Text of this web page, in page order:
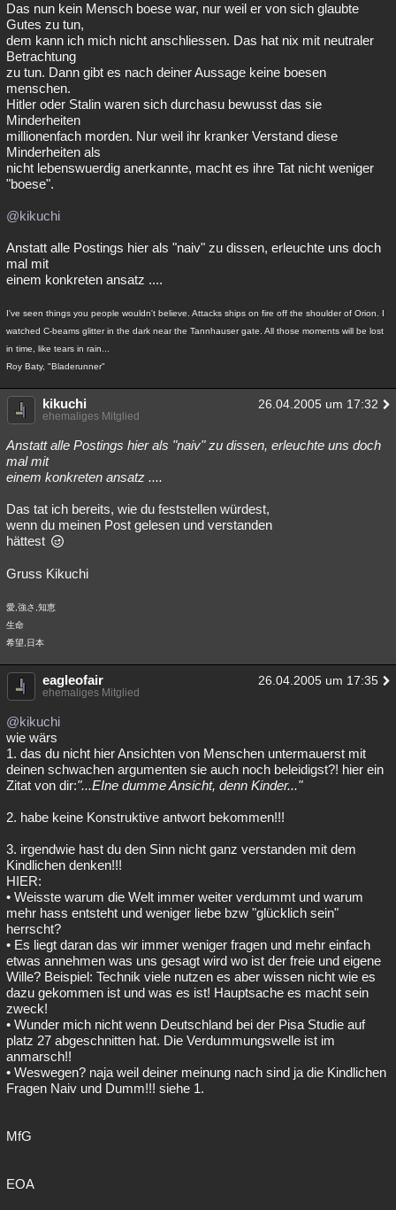
Das nun kein Mensch boese war, nur weil er von sich glaubte
Gutes zu tun,
dem kann ich mich nicht anschliessen. Das hat nix mit neutraler
Betrachtung
zu tun. Dann gibt es nach deiner Aussage keine boesen
menschen.
Hitler oder Stalin waren sich durchasu bewusst das sie
Minderheiten
millionenfach morden. Nur weil ihr kranker Verstand diese
Minderheiten als
nicht lebenswuerdig anerkannte, macht es ihre Tat nicht weniger
"boese".
@kikuchi
Anstatt alle Postings hier als "naiv" zu dissen, erleuchte uns doch
mal mit
einem konkreten ansatz ....
I've seen things you people wouldn't believe. Attacks ships on fire off the shoulder of Orion. I
watched C-beams glitter in the dark near the Tannhauser gate. All those moments will be lost
in time, like tears in rain...
Roy Baty, "Bladerunner"
kikuchi 26.04.2005 um 17:32
ehemaliges Mitglied
Anstatt alle Postings hier als "naiv" zu dissen, erleuchte uns doch
mal mit
einem konkreten ansatz ....
Das tat ich bereits, wie du feststellen würdest,
wenn du meinen Post gelesen und verstanden
hättest
Gruss Kikuchi
愛,強さ,知恵
生命
希望,日本
eagleofair 26.04.2005 um 17:35
ehemaliges Mitglied
@kikuchi
wie wärs
1. das du nicht hier Ansichten von Menschen untermauerst mit
deinen schwachen argumenten sie auch noch beleidigst?! hier ein
Zitat von dir:"...EIne dumme Ansicht, denn Kinder..."
2. habe keine Konstruktive antwort bekommen!!!
3. irgendwie hast du den Sinn nicht ganz verstanden mit dem
Kindlichen denken!!!
HIER:
• Weisste warum die Welt immer weiter verdummt und warum
mehr hass entsteht und weniger liebe bzw "glücklich sein"
herrscht?
• Es liegt daran das wir immer weniger fragen und mehr einfach
etwas annehmen was uns gesagt wird wo ist der freie und eigene
Wille? Beispiel: Technik viele nutzen es aber wissen nicht wie es
dazu gekommen ist und was es ist! Hauptsache es macht sein
zweck!
• Wunder mich nicht wenn Deutschland bei der Pisa Studie auf
platz 27 abgeschnitten hat. Die Verdummungswelle ist im
anmarsch!!
• Weswegen? naja weil deiner meinung nach sind ja die Kindlichen
Fragen Naiv und Dumm!!! siehe 1.
MfG
EOA